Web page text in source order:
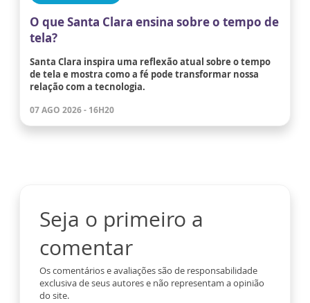
O que Santa Clara ensina sobre o tempo de
tela?
Santa Clara inspira uma reflexão atual sobre o tempo
de tela e mostra como a fé pode transformar nossa
relação com a tecnologia.
07 AGO 2026 - 16H20
Seja o primeiro a
comentar
Os comentários e avaliações são de responsabilidade
exclusiva de seus autores e não representam a opinião
do site.